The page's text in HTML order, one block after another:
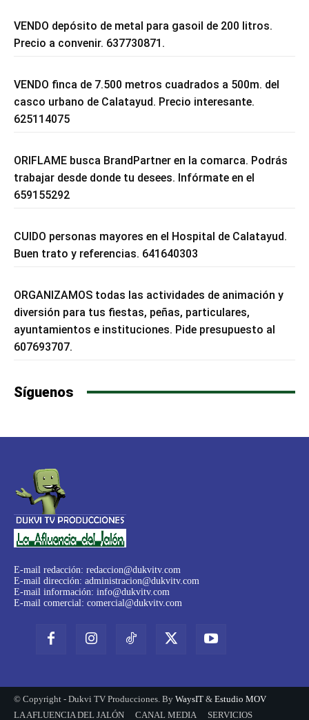
VENDO depósito de metal para gasoil de 200 litros.
Precio a convenir. 637730871.
VENDO finca de 7.500 metros cuadrados a 500m. del
casco urbano de Calatayud. Precio interesante.
625114075
ORIFLAME busca BrandPartner en la comarca. Podrás
trabajar desde donde tu desees. Infórmate en el
659155292
CUIDO personas mayores en el Hospital de Calatayud.
Buen trato y referencias. 641640303
ORGANIZAMOS todas las actividades de animación y
diversión para tus fiestas, peñas, particulares,
ayuntamientos e instituciones. Pide presupuesto al
607693707.
Síguenos
E-mail redacción: redaccion@dukvitv.com
E-mail dirección: administracion@dukvitv.com
E-mail información: info@dukvitv.com
E-mail comercial: comercial@dukvitv.com
© Copyright - Dukvi TV Producciones. By WaysIT & Estudio MOV
LA AFLUENCIA DEL JALÓN
CANAL MEDIA SERVICIOS